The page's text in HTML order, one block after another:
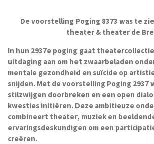
De voorstelling Poging 8373 was te
theater & theater de
In hun 2937e poging gaat
uitdaging aan om het zwaarbeladen
mentale gezondheid en suïcide op
snijden. Met de voorstelling Poging 2937
stilzwijgen doorbreken en een open
kwesties initiëren. Deze ambitieuze
combineert theater, muziek en
ervaringsdeskundigen om een
creëren.